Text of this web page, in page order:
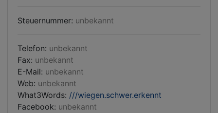
Steuernummer: unbekannt
Telefon: unbekannt
Fax: unbekannt
E-Mail: unbekannt
Web: unbekannt
What3Words: ///wiegen.schwer.erkennt
Facebook: unbekannt